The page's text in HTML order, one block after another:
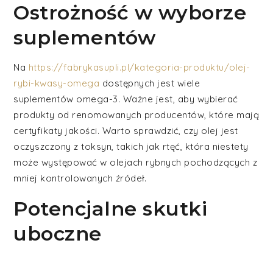
Ostrożność w wyborze
suplementów
Na https://fabrykasupli.pl/kategoria-produktu/olej-
rybi-kwasy-omega dostępnych jest wiele
suplementów omega-3. Ważne jest, aby wybierać
produkty od renomowanych producentów, które mają
certyfikaty jakości. Warto sprawdzić, czy olej jest
oczyszczony z toksyn, takich jak rtęć, która niestety
może występować w olejach rybnych pochodzących z
mniej kontrolowanych źródeł.
Potencjalne skutki
uboczne